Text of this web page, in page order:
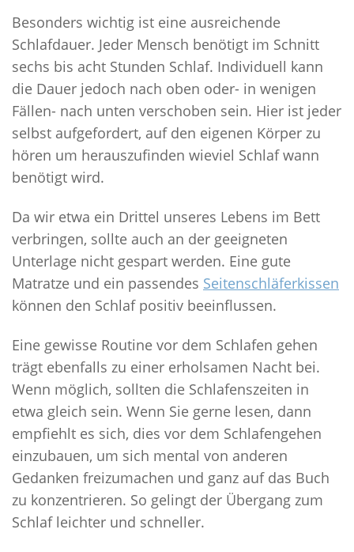
Besonders wichtig ist eine ausreichende
Schlafdauer. Jeder Mensch benötigt im Schnitt
sechs bis acht Stunden Schlaf. Individuell kann
die Dauer jedoch nach oben oder- in wenigen
Fällen- nach unten verschoben sein. Hier ist jeder
selbst aufgefordert, auf den eigenen Körper zu
hören um herauszufinden wieviel Schlaf wann
benötigt wird.
Da wir etwa ein Drittel unseres Lebens im Bett
verbringen, sollte auch an der geeigneten
Unterlage nicht gespart werden. Eine gute
Matratze und ein passendes Seitenschläferkissen
können den Schlaf positiv beeinflussen.
Eine gewisse Routine vor dem Schlafen gehen
trägt ebenfalls zu einer erholsamen Nacht bei.
Wenn möglich, sollten die Schlafenszeiten in
etwa gleich sein. Wenn Sie gerne lesen, dann
empfiehlt es sich, dies vor dem Schlafengehen
einzubauen, um sich mental von anderen
Gedanken freizumachen und ganz auf das Buch
zu konzentrieren. So gelingt der Übergang zum
Schlaf leichter und schneller.